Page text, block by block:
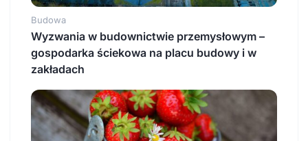
Budowa
Wyzwania w budownictwie przemysłowym –
gospodarka ściekowa na placu budowy i w
zakładach